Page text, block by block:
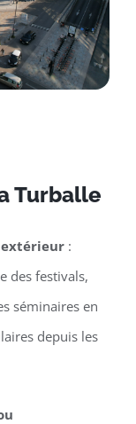
Turballe
extérieur:
des festivals,
séminaires en
depuis les